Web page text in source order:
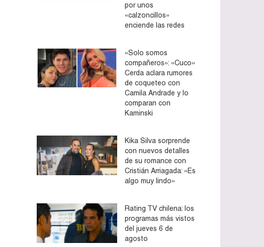
por unos
«calzoncillos»
enciende las redes
«Solo somos
compañeros»: «Cuco»
Cerda aclara rumores
de coqueteo con
Camila Andrade y lo
comparan con
Kaminski
Kika Silva sorprende
con nuevos detalles
de su romance con
Cristián Arriagada: «Es
algo muy lindo»
Rating TV chilena: los
programas más vistos
del jueves 6 de
agosto